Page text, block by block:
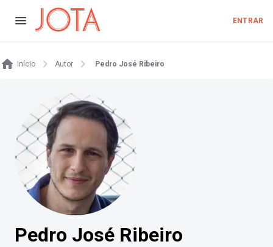
ENTRAR
Início Autor Pedro José Ribeiro
Pedro José Ribeiro